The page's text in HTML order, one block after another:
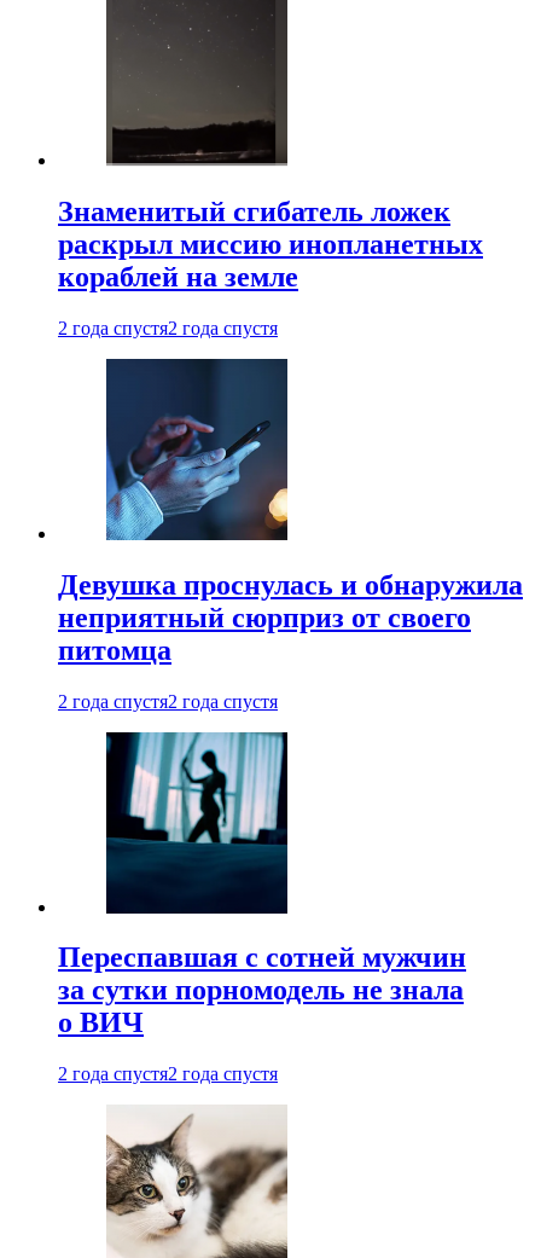
Знаменитый сгибатель ложек
раскрыл миссию инопланетных
кораблей на земле
2 года спустя2 года спустя
Девушка проснулась и обнаружила
неприятный сюрприз от своего
питомца
2 года спустя2 года спустя
Переспавшая с сотней мужчин
за сутки порномодель не знала
о ВИЧ
2 года спустя2 года спустя